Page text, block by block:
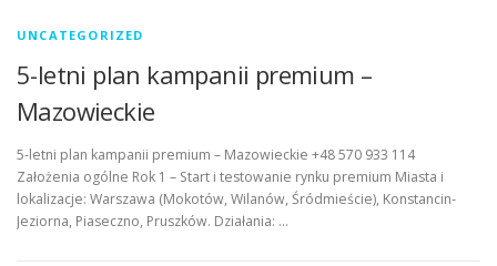
UNCATEGORIZED
5-letni plan kampanii premium –
Mazowieckie
5-letni plan kampanii premium – Mazowieckie +48 570 933 114
Założenia ogólne Rok 1 – Start i testowanie rynku premium Miasta i
lokalizacje: Warszawa (Mokotów, Wilanów, Śródmieście), Konstancin-
Jeziorna, Piaseczno, Pruszków. Działania: …